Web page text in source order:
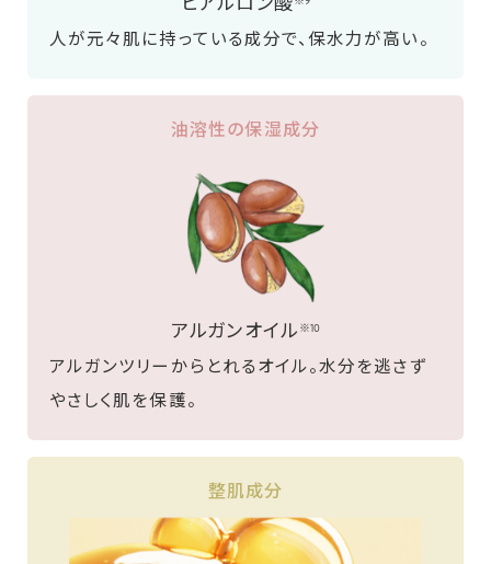
人が元々肌に持っている成分で、保水力が高い。
油溶性の保湿成分
アルガンオイル ※10
アルガンツリーからとれるオイル。水分を逃さず
やさしく肌を保護。
整肌成分